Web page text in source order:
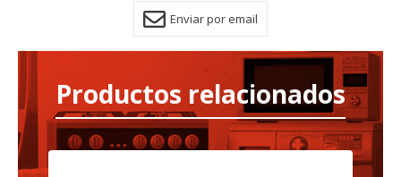
Enviar por email
Productos relacionados